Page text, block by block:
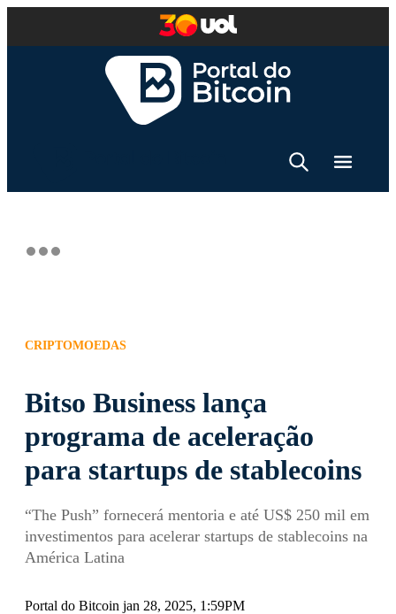
CRIPTOMOEDAS
Bitso Business lança
programa de aceleração
para startups de stablecoins
“The Push” fornecerá mentoria e até US$ 250 mil em
investimentos para acelerar startups de stablecoins na
América Latina
Portal do Bitcoin jan 28, 2025, 1:59PM